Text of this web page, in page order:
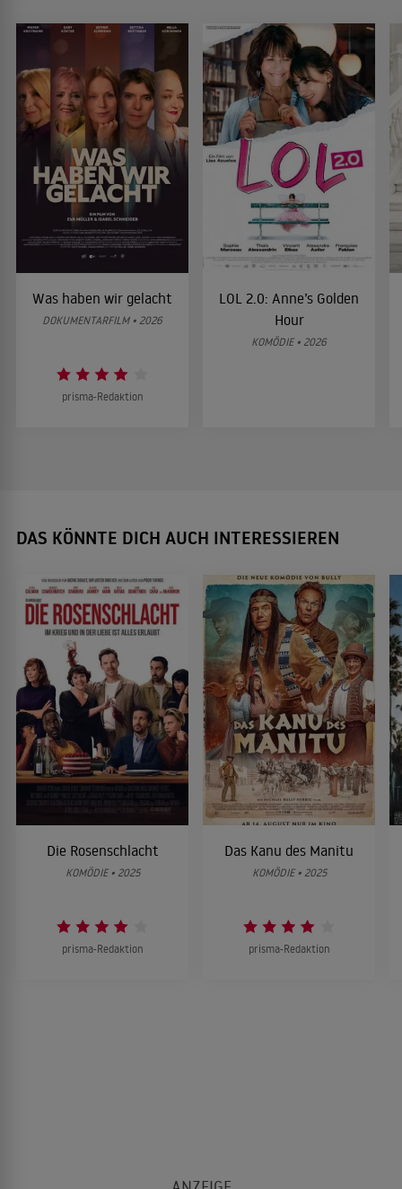
Was haben wir gelacht
DOKUMENTARFILM • 2026
prisma-Redaktion
LOL 2.0: Anne’s Golden
Hour
KOMÖDIE • 2026
DAS KÖNNTE DICH AUCH INTERESSIEREN
Die Rosenschlacht
KOMÖDIE • 2025
prisma-Redaktion
Das Kanu des Manitu
KOMÖDIE • 2025
prisma-Redaktion